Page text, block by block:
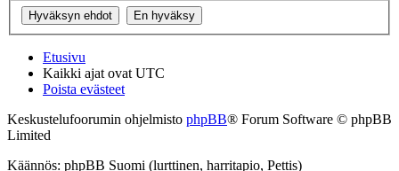
Etusivu
Kaikki ajat ovat UTC
Poista evästeet
Keskustelufoorumin ohjelmisto phpBB® Forum Software © phpBB
Limited
Käännös: phpBB Suomi (lurttinen, harritapio, Pettis)